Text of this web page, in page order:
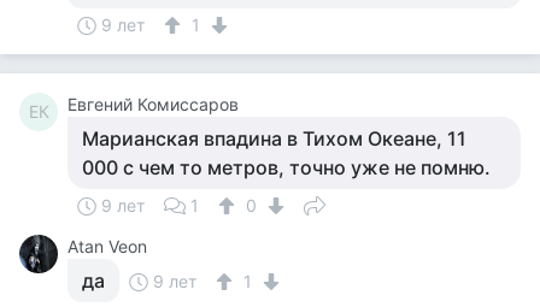
9 лет 1
ЕК Евгений Комиссаров
Марианская впадина в Тихом Океане, 11
000 с чем то метров, точно уже не помню.
9 лет 1
0
Atan Veon
да 9 лет 1